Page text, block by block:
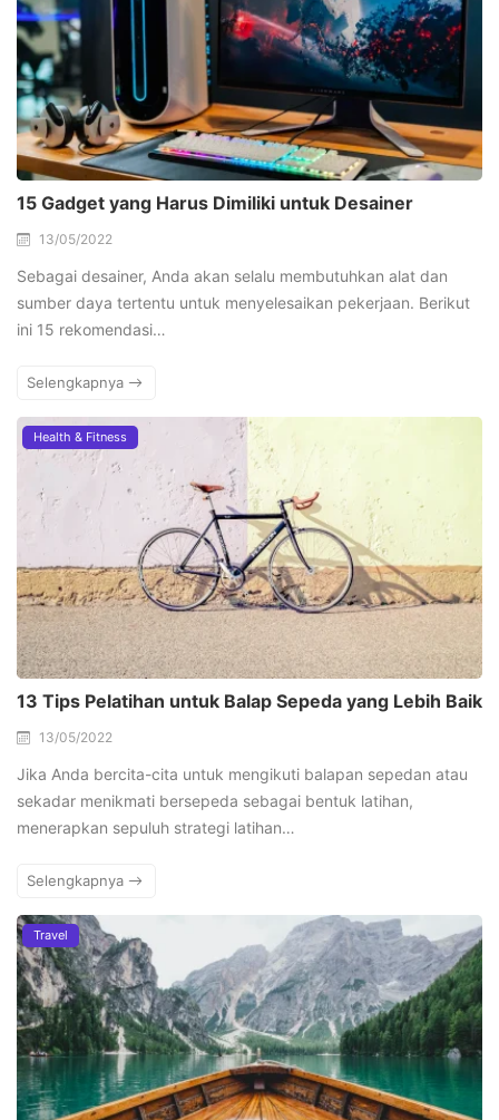
15 Gadget yang Harus Dimiliki untuk Desainer
13/05/2022
Sebagai desainer, Anda akan selalu membutuhkan alat dan
sumber daya tertentu untuk menyelesaikan pekerjaan. Berikut
ini 15 rekomendasi…
Selengkapnya
Health & Fitness
13 Tips Pelatihan untuk Balap Sepeda yang Lebih Baik
13/05/2022
Jika Anda bercita-cita untuk mengikuti balapan sepedan atau
sekadar menikmati bersepeda sebagai bentuk latihan,
menerapkan sepuluh strategi latihan…
Selengkapnya
Travel